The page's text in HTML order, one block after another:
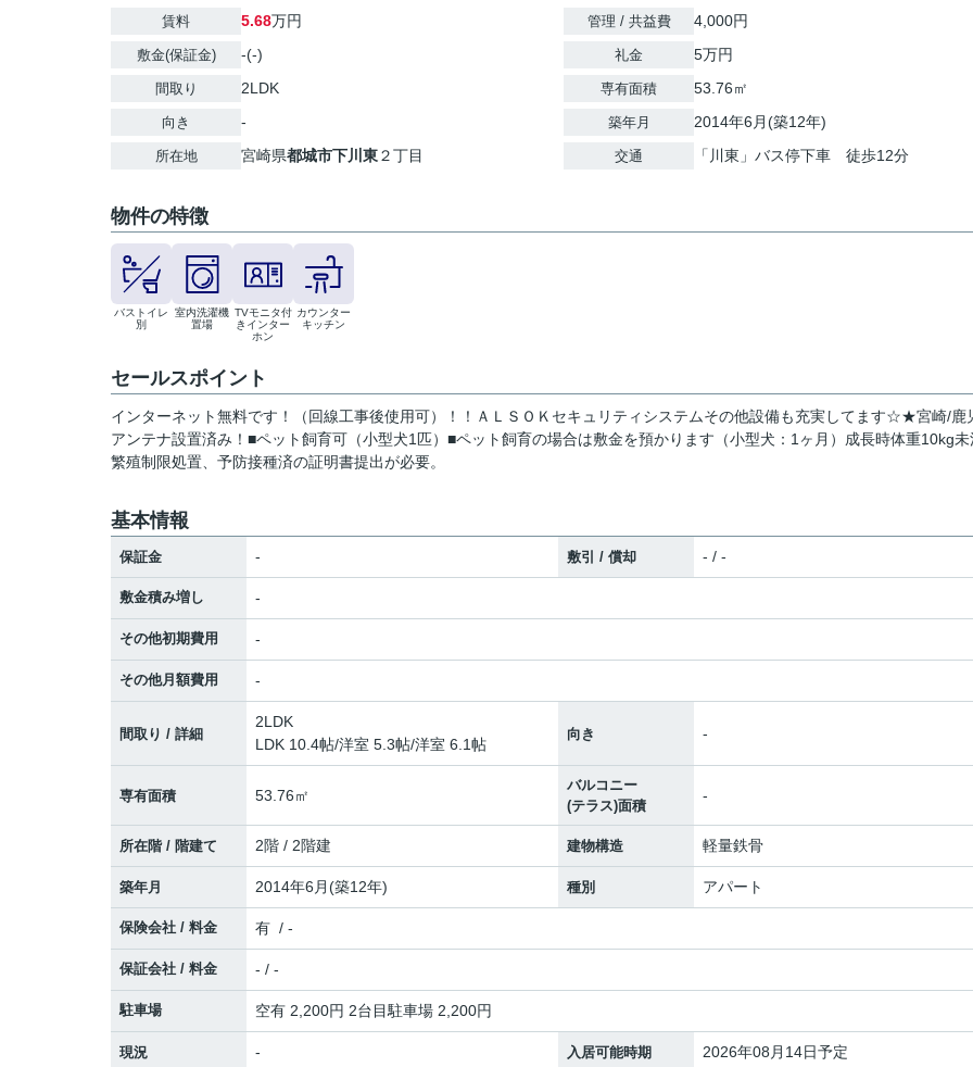
賃料 5.68万円
敷金(保証金) -(-)
間取り 2LDK
向き -
所在地 宮崎県都城市下川東２丁目
管理 / 共益費 4,000円
礼金 5万円
専有面積 53.76㎡
築年月 2014年6月(築12年)
交通 「川東」バス停下車 徒歩12分
物件の特徴
バストイレ
別
室内洗濯機
置場
TVモニタ付
きインター
ホン
カウンター
キッチン
セールスポイント
インターネット無料です！（回線工事後使用可）！！ＡＬＳＯＫセキュリティシステムその他設備も充実してます☆★宮崎/鹿
アンテナ設置済み！■ペット飼育可（小型犬1匹）■ペット飼育の場合は敷金を預かります（小型犬：1ヶ月）成長時体重10kg未
繁殖制限処置、予防接種済の証明書提出が必要。
基本情報
保証金 - 敷引 / 償却 - / -
敷金積み増し -
その他初期費用 -
その他月額費用 -
間取り / 詳細
2LDK
LDK 10.4帖/洋室 5.3帖/洋室 6.1帖
向き -
専有面積 53.76㎡
バルコニー
(テラス)面積
-
所在階 / 階建て 2階 / 2階建 建物構造 軽量鉄骨
築年月 2014年6月(築12年) 種別 アパート
保険会社 / 料金 有 / -
保証会社 / 料金 - / -
駐車場 空有 2,200円 2台目駐車場 2,200円
現況 - 入居可能時期 2026年08月14日予定